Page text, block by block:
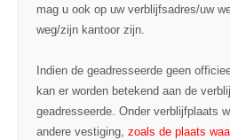
mag u ook op uw verblijfsadres/uw
weg/zijn kantoor zijn.
Indien de geadresseerde geen
kan er worden betekend aan de
geadresseerde. Onder verblijfplaats
andere vestiging, zoals de plaats